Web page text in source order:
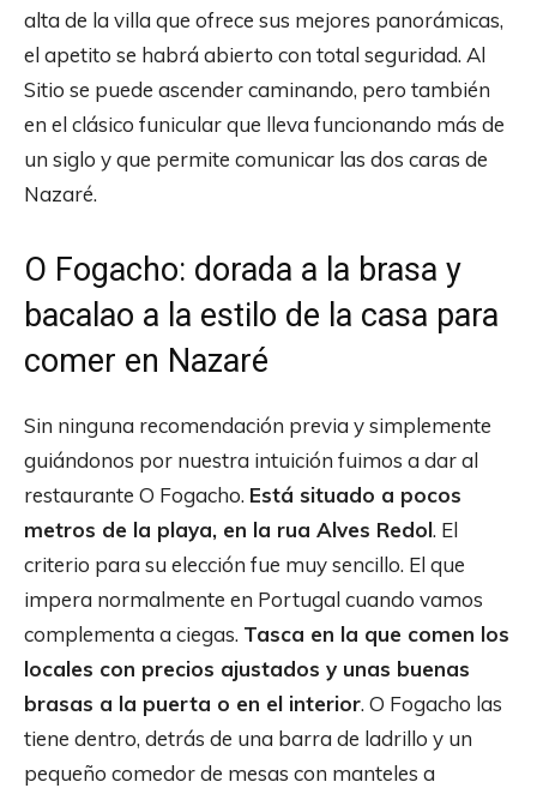
alta de la villa que ofrece sus mejores panorámicas,
el apetito se habrá abierto con total seguridad. Al
Sitio se puede ascender caminando, pero también
en el clásico funicular que lleva funcionando más de
un siglo y que permite comunicar las dos caras de
Nazaré.
O Fogacho: dorada a la brasa y
bacalao a la estilo de la casa para
comer en Nazaré
Sin ninguna recomendación previa y simplemente
guiándonos por nuestra intuición fuimos a dar al
restaurante O Fogacho. Está situado a pocos
metros de la playa, en la rua Alves Redol. El
criterio para su elección fue muy sencillo. El que
impera normalmente en Portugal cuando vamos
complementa a ciegas. Tasca en la que comen los
locales con precios ajustados y unas buenas
brasas a la puerta o en el interior. O Fogacho las
tiene dentro, detrás de una barra de ladrillo y un
pequeño comedor de mesas con manteles a